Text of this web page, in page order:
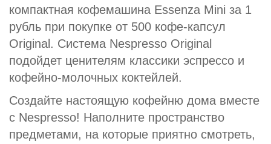
компактная кофемашина Essenza Mini за 1
рубль при покупке от 500 кофе-капсул
Original. Система Nespresso Original
подойдет ценителям классики эспрессо и
кофейно-молочных коктейлей.
Создайте настоящую кофейню дома вместе
с Nespresso! Наполните пространство
предметами, на которые приятно смотреть,